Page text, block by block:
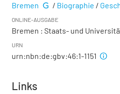
Bremen / Biographie /
ONLINE-AUSGABE
Bremen : Staats- und
URN
urn:nbn:de:gbv:46:1-1151
Links